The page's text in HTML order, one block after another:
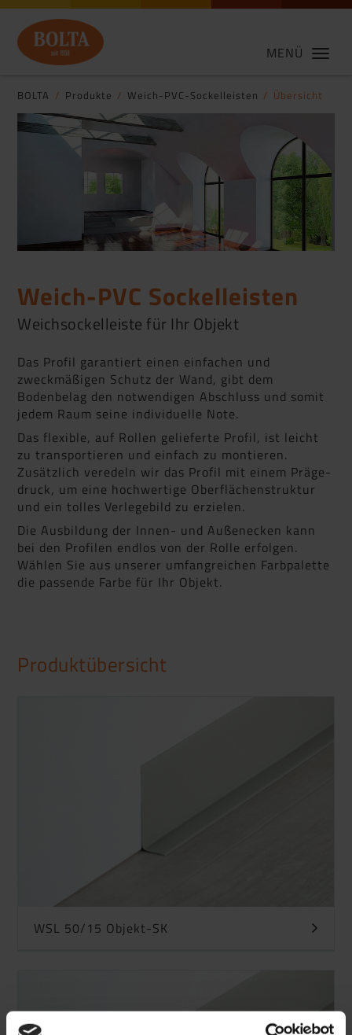
MENÜ
BOLTA Produkte Weich-PVC-Sockelleisten Übersicht
Weich-PVC Sockelleisten
Weichsockelleiste für Ihr Objekt
Das Profil garantiert einen einfachen und
zweckmäßigen Schutz der Wand, gibt dem
Bodenbelag den notwendigen Abschluss und somit
jedem Raum seine individuelle Note.
Das flexible, auf Rollen gelieferte Profil, ist leicht
zu transportieren und einfach zu montieren.
Zusätzlich veredeln wir das Profil mit einem Präge­
druck, um eine hochwertige Oberflächenstruktur
und ein tolles Verlegebild zu erzielen.
Die Ausbildung der Innen- und Außenecken kann
bei den Profilen endlos von der Rolle erfolgen.
Wählen Sie aus unserer umfangreichen Farbpalette
die passende Farbe für Ihr Objekt.
Produktübersicht
WSL 50/15 Objekt-SK